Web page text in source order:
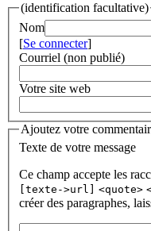
(identification facultative)
Nom
[Se connecter]
Courriel (non publié)
Votre site web
Ajoutez votre
Texte de votre message
Ce champ accepte les
[texte->url]
<quote>
créer des paragraphes,